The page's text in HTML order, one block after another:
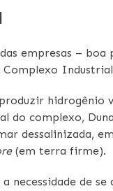
empresas –
do complexo,
dessalinizada,
(em terra firme).
necessidade de